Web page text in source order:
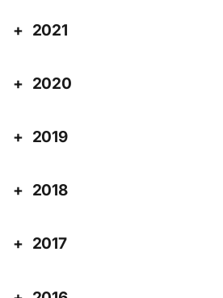
2021
2020
2019
2018
2017